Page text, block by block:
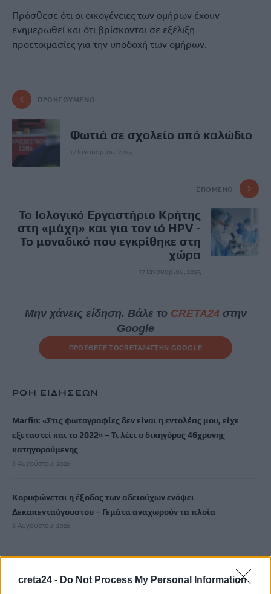
creta24 - Do Not Process My Personal Information
Πρόσθεσε ότι οι οικογένειες των ομήρων έχουν
ενημερωθεί και ότι βρίσκονται σε εξέλιξη
προετοιμασίες για την υποδοχή των ομήρων.
ΠΡΟΗΓΟΎΜΕΝΟ
Φωτιά σε σχολείο από καλώδιο
17 Ιανουαρίου, 2025
ΕΠΌΜΕΝΟ
Το Ιολογικό Εργαστήριο Κρήτης
στη «μάχη» και για τον ιό HPV -
Το μοναδικό που εγκρίθηκε στη
χώρα
17 Ιανουαρίου, 2025
Μην χάνεις είδηση. Βάλε το CRETA24στην
Google
ΠΡΟΣΘΕΣΕ ΤΟCRETA24ΣΤΗΝ GOOGLE
ΡΟΗ ΕΙΔΗΣΕΩΝ
Marfin: «Στις φωτογραφίες δεν είναι η εντολέας μου, είχε
εξεταστεί και το 2022» – Τι λέει ο δικηγόρος 46χρονης
κατηγορούμενης
8 Αυγούστου, 2026
Κορυφώνεται η έξοδος των αδειούχων ενόψει
Δεκαπενταύγουστου – Γεμάτα αναχωρούν τα πλοία
8 Αυγούστου, 2026
Καύσωνας και υψηλή ζήτηση εκτοξεύουν τις τιμές ρεύματος